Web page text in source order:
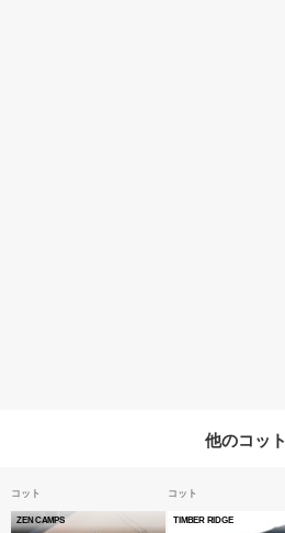
他のコット
コット
ZEN CAMPS
コット
TIMBER RIDGE